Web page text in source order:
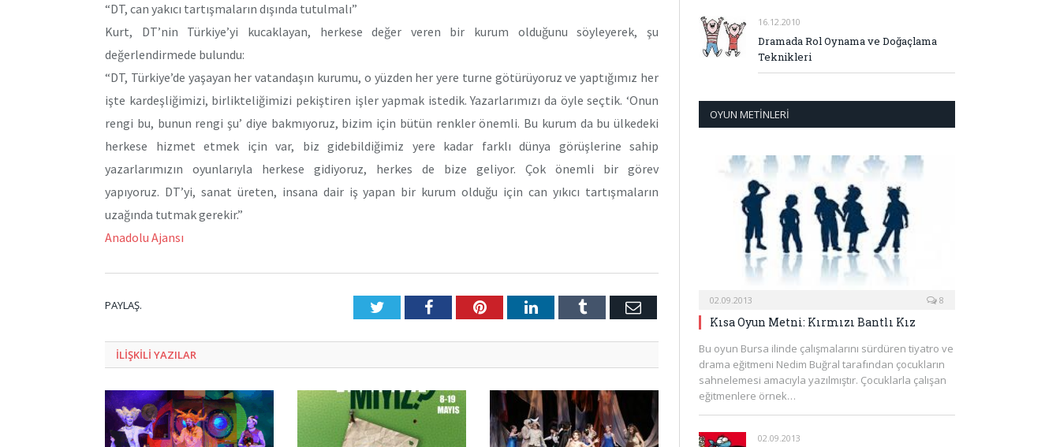
“DT, can yakıcı tartışmaların dışında tutulmalı”
Kurt, DT’nin Türkiye’yi kucaklayan, herkese değer veren bir kurum olduğunu söyleyerek, şu
değerlendirmede bulundu:
“DT, Türkiye’de yaşayan her vatandaşın kurumu, o yüzden her yere turne götürüyoruz ve yaptığımız her
işte kardeşliğimizi, birlikteliğimizi pekiştiren işler yapmak istedik. Yazarlarımızı da öyle seçtik. ‘Onun
rengi bu, bunun rengi şu’ diye bakmıyoruz, bizim için bütün renkler önemli. Bu kurum da bu ülkedeki
herkese hizmet etmek için var, biz gidebildiğimiz yere kadar farklı dünya görüşlerine sahip
yazarlarımızın oyunlarıyla herkese gidiyoruz, herkes de bize geliyor. Çok önemli bir görev
yapıyoruz. DT’yi, sanat üreten, insana dair iş yapan bir kurum olduğu için can yıkıcı tartışmaların
uzağında tutmak gerekir.”
Anadolu Ajansı
PAYLAŞ. TwitterFacebookPinterestLinkedInTumblr E-
ILIŞKILI YAZILAR
16.12.2010
Dramada Rol Oynama ve Doğaçlama
Teknikleri
OYUN METINLERI
02.09.2013 8
Kısa Oyun Metni: Kırmızı Bantlı Kız
Bu oyun Bursa ilinde çalışmalarını sürdüren tiyatro ve
drama eğitmeni Nedim Buğral tarafından çocukların
sahnelemesi amacıyla yazılmıştır. Çocuklarla çalışan
eğitmenlere örnek…
02.09.2013